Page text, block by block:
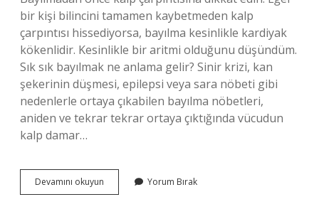
bir kişi bilincini tamamen kaybetmeden kalp
çarpıntısı hissediyorsa, bayılma kesinlikle kardiyak
kökenlidir. Kesinlikle bir aritmi olduğunu düşündüm.
Sık sık bayılmak ne anlama gelir? Sinir krizi, kan
şekerinin düşmesi, epilepsi veya sara nöbeti gibi
nedenlerle ortaya çıkabilen bayılma nöbetleri,
aniden ve tekrar tekrar ortaya çıktığında vücudun
kalp damar…
Devamını okuyun Bayılmak
Neyin
Yorum Bırak